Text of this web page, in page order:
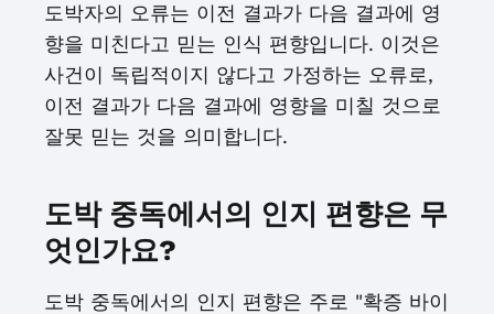
도박자의 오류는 이전 결과가 다음 결과에 영
향을 미친다고 믿는 인식 편향입니다. 이것은
사건이 독립적이지 않다고 가정하는 오류로,
이전 결과가 다음 결과에 영향을 미칠 것으로
잘못 믿는 것을 의미합니다.
도박 중독에서의 인지 편향은 무
엇인가요?
도박 중독에서의 인지 편향은 주로 "확증 바이